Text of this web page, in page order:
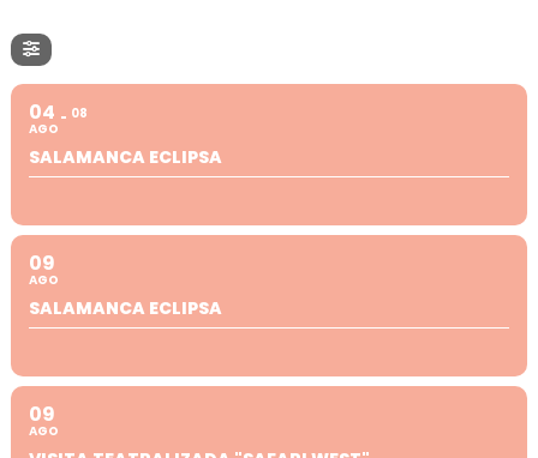
04
AGO
08
SALAMANCA ECLIPSA
09
AGO
SALAMANCA ECLIPSA
09
AGO